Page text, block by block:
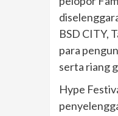
BSD CITY,
para
serta riang
Hype